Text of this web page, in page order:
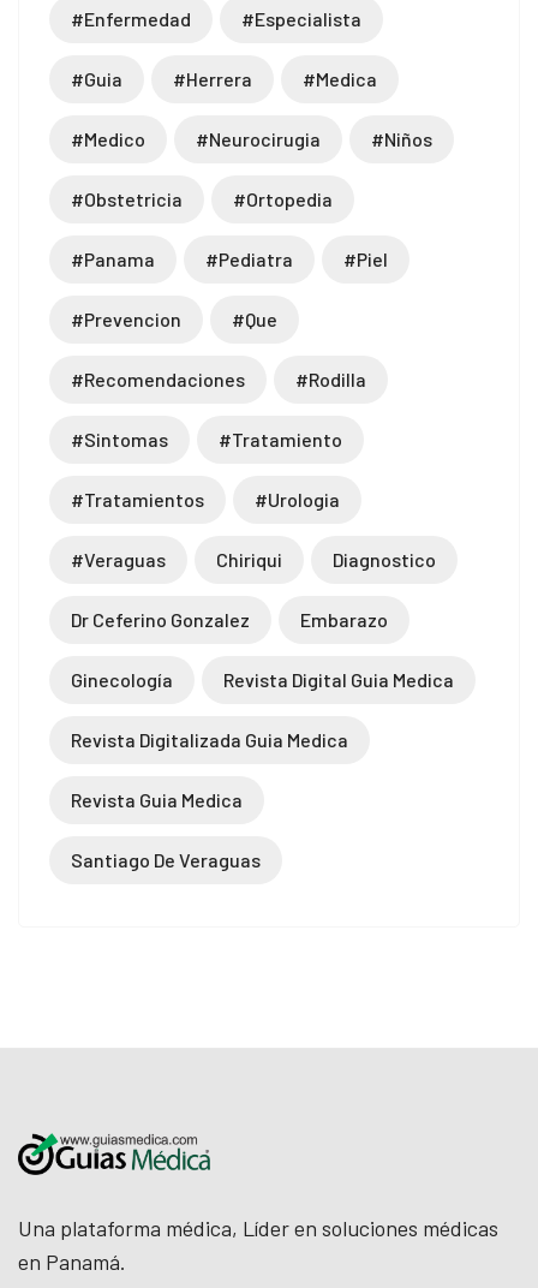
#enfermedad #especialista
#guia #herrera #medica
#medico #neurocirugia #niños
#obstetricia #ortopedia
#panama #pediatra #piel
#prevencion #que
#recomendaciones #rodilla
#sintomas #tratamiento
#tratamientos #urologia
#veraguas Chiriqui Diagnostico
Dr Ceferino Gonzalez Embarazo
Ginecología Revista Digital Guia Medica
Revista Digitalizada Guia Medica
Revista Guia Medica
Santiago De Veraguas
Una plataforma médica, Líder en soluciones médicas
en Panamá.